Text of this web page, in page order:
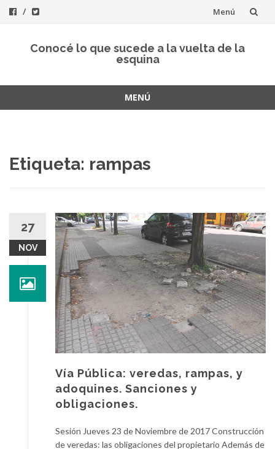
Menú
Conocé lo que sucede a la vuelta de la
esquina
MENÚ
Etiqueta: rampas
27
NOV
Vía Pública: veredas, rampas, y
adoquines. Sanciones y
obligaciones.
Sesión Jueves 23 de Noviembre de 2017 Construcción
de veredas: las obligaciones del propietario Además de